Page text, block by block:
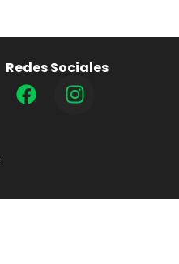
Redes Sociales